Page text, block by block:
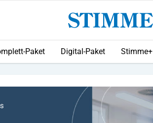
Paket Digital-Paket Stimme+